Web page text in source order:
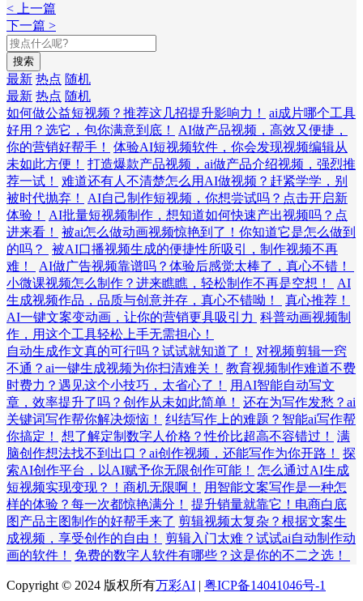
< 上一篇
下一篇 >
搜索
最新 热点 随机
最新 热点 随机
如何做公益短视频？推荐这几招提升影响力！
ai成片哪个工具
好用？选它，包你满意到底！
AI做产品视频，高效又便捷，
你的营销好帮手！
体验AI短视频软件，你会发现视频编辑从
未如此方便！
打造爆款产品视频，ai做产品介绍视频，强烈推
荐一试！
难道还有人不清楚怎么用AI做视频？赶紧学学，别
被时代抛弃！
AI自己制作短视频，你想尝试吗？点击开启新
体验！
AI批量短视频制作，想知道如何快速产出视频吗？点
进来看！
被ai怎么做动画视频惊艳到了！你知道它是怎么做到
的吗？
被AI口播视频生成的便捷性所吸引，制作视频不再
难！
AI做广告视频靠谱吗？体验后感觉太棒了，真心不错！
小微课视频怎么制作？进来瞧瞧，轻松制作不再是空想！
AI
生成视频作品，品质与创意并存，真心不错呦！
真心推荐！
AI一键文案变动画，让你的营销更具吸引力 科普动画视频制
作，用这个工具轻松上手无需担心！
自动生成作文真的可行吗？试试就知道了！
对视频剪辑一窍
不通？ai一键生成视频为你扫清难关！
教育视频制作难道不费
时费力？遇见这个小技巧，太省心了！
用AI智能自动写文
章，效率提升了吗？创作从未如此简单！
还在为写作发愁？ai
关键词写作帮你解决烦恼！
纠结写作上的难题？智能ai写作帮
你搞定！
想了解定制数字人价格？性价比超高不容错过！
满
脑创作想法找不到出口？ai创作视频，还能写作为你开路！
探
索AI创作平台，以AI赋予你无限创作可能！
怎么通过AI生成
短视频实现变现？！商机无限啊！
用智能文案写作是一种怎
样的体验？每一次都惊艳满分！
提升销量就靠它！电商白底
图产品主图制作的好帮手来了 剪辑视频太复杂？根据文案生
成视频，享受创作的自由！
剪辑入门太难？试试ai自动制作动
画的软件！
免费的数字人软件有哪些？这是你的不二之选！
Copyright © 2024 版权所有万彩AI | 粤ICP备14041046号-1